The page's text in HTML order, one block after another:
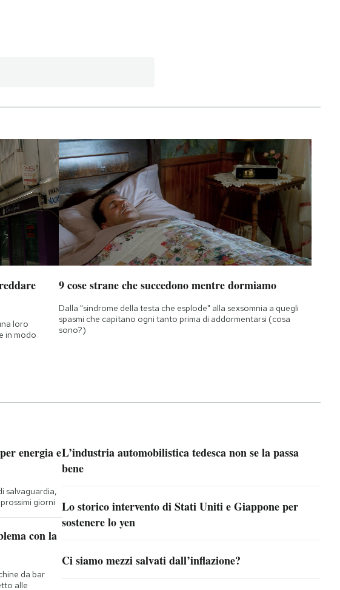
loro
in modo
9 cose strane che succedono mentre dormiamo
Dalla "sindrome della testa che esplode" alla sexsomnia a quegli
spasmi che capitano ogni tanto prima di addormentarsi (cosa
sono?)
energia e
salvaguardia,
giorni
con la
da bar
alle
L’industria automobilistica tedesca non se la passa
bene
Lo storico intervento di Stati Uniti e Giappone per
sostenere lo yen
Ci siamo mezzi salvati dall’inflazione?